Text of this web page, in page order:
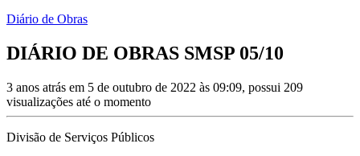
Diário de Obras
DIÁRIO DE OBRAS SMSP 05/10
3 anos atrás em 5 de outubro de 2022 às 09:09, possui 209
visualizações até o momento
Divisão de Serviços Públicos